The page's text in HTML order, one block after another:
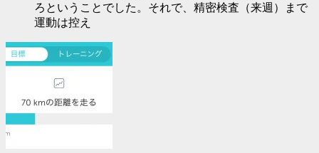
ろということでした。それで、精密検査（来週）まで
運動は控え